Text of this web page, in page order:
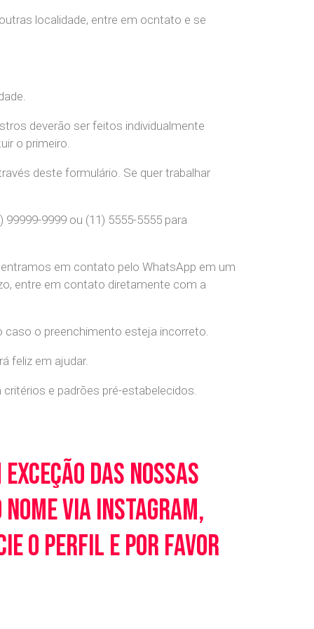
outras localidade, entre em ocntato e se
deverão ser feitos individualmente
o primeiro.
deste formulário. Se quer trabalhar
9999 ou (11) 5555-5555 para
em contato pelo WhatsApp em um
entre em contato diretamente com a
o preenchimento esteja incorreto.
feliz em ajudar.
e padrões pré-estabelecidos.
das nossas
via Instagram,
o perfil e por favor